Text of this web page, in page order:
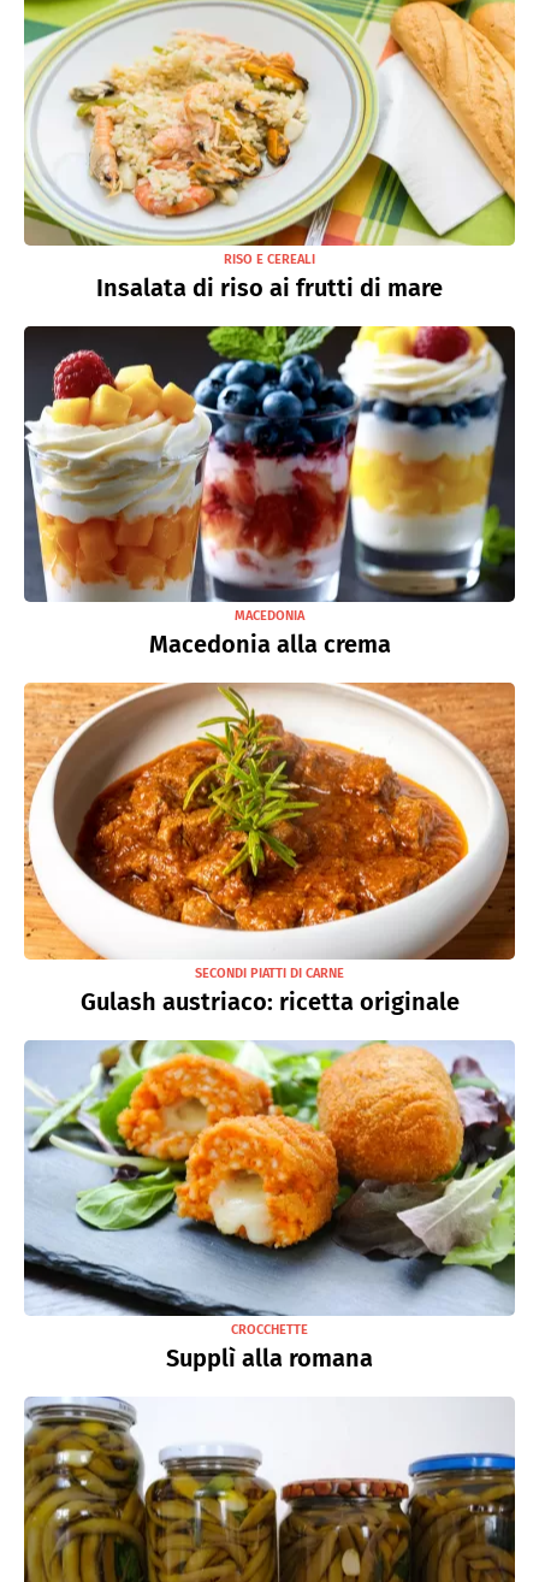
RISO E CEREALI
Insalata di riso ai frutti di mare
MACEDONIA
Macedonia alla crema
SECONDI PIATTI DI CARNE
Gulash austriaco: ricetta originale
CROCCHETTE
Supplì alla romana